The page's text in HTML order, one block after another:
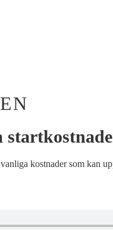
kostnader som kan